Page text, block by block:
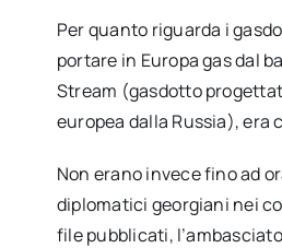
Per quanto riguarda i
portare in Europa gas dal
Stream (gasdotto
europea dalla Russia), era
Non erano invece fino ad
diplomatici georgiani nei
file pubblicati,